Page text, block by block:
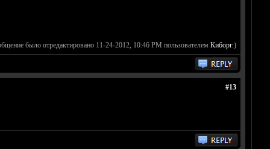
было отредактировано 11-24-2012, 10:46 PM пользователем Киборг.)
#13